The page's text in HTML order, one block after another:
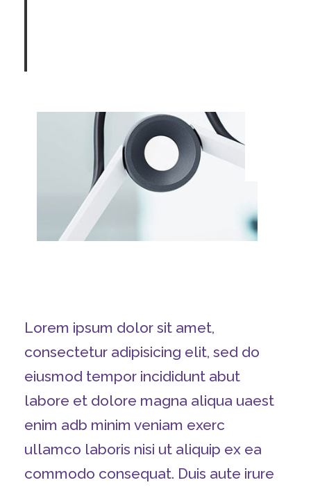
Lorem ipsum dolor sit amet,
consectetur adipisicing elit, sed do
eiusmod tempor incididunt abut
labore et dolore magna aliqua uaest
enim adb minim veniam exerc
ullamco laboris nisi ut aliquip ex ea
commodo consequat. Duis aute irure